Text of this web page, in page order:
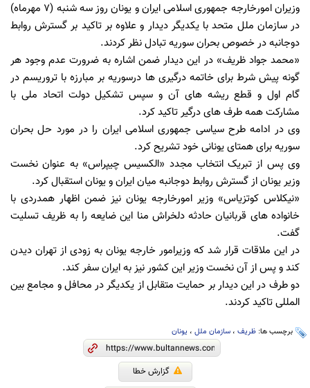
وزیران امورخارجه جمهوری اسلامی ایران و یونان روز سه شنبه (7 مهرماه)
در سازمان ملل متحد با یکدیگر دیدار و علاوه بر تاکید بر گسترش روابط
دوجانبه در خصوص بحران سوریه تبادل نظر کردند.
«محمد جواد ظریف» در این دیدار ضمن اشاره به ضرورت عدم وجود هر
گونه پیش شرط برای خاتمه درگیری ها درسوریه بر مبارزه با تروریسم در
گام اول و قطع ریشه های آن و سپس تشکیل دولت اتحاد ملی با
مشارکت همه طرف های درگیر تاکید کرد.
وی در ادامه طرح سیاسی جمهوری اسلامی ایران را در مورد حل بحران
سوریه برای همتای یونانی خود تشریح کرد.
وی پس از تبریک انتخاب مجدد «الکسیس چیپراس» به عنوان نخست
وزیر یونان از گسترش روابط دوجانبه میان ایران و یونان استقبال کرد.
«نیکلاس کوتزیاس» وزیر امورخارجه یونان نیز ضمن اظهار همدردی با
خانواده های قربانیان حادثه دلخراش منا این ضایعه را به ظریف تسلیت
گفت.
در این ملاقات قرار شد که وزیرامور خارجه یونان به زودی از تهران دیدن
کند و پس از آن نخست وزیر این کشور نیز به ایران سفر کند.
دو طرف در این دیدار بر حمایت متقابل از یکدیگر در محافل و مجامع بین
المللی تاکید کردند.
برچسب ها: ظریف ، سازمان ملل ، یونان
گزارش خطا